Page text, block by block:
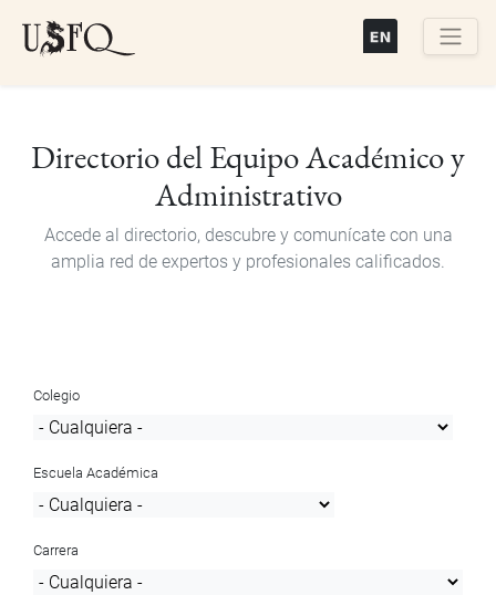
Directorio del Equipo Académico y
Administrativo
Accede al directorio, descubre y comunícate con una
amplia red de expertos y profesionales calificados.
Colegio
Escuela Académica
Carrera